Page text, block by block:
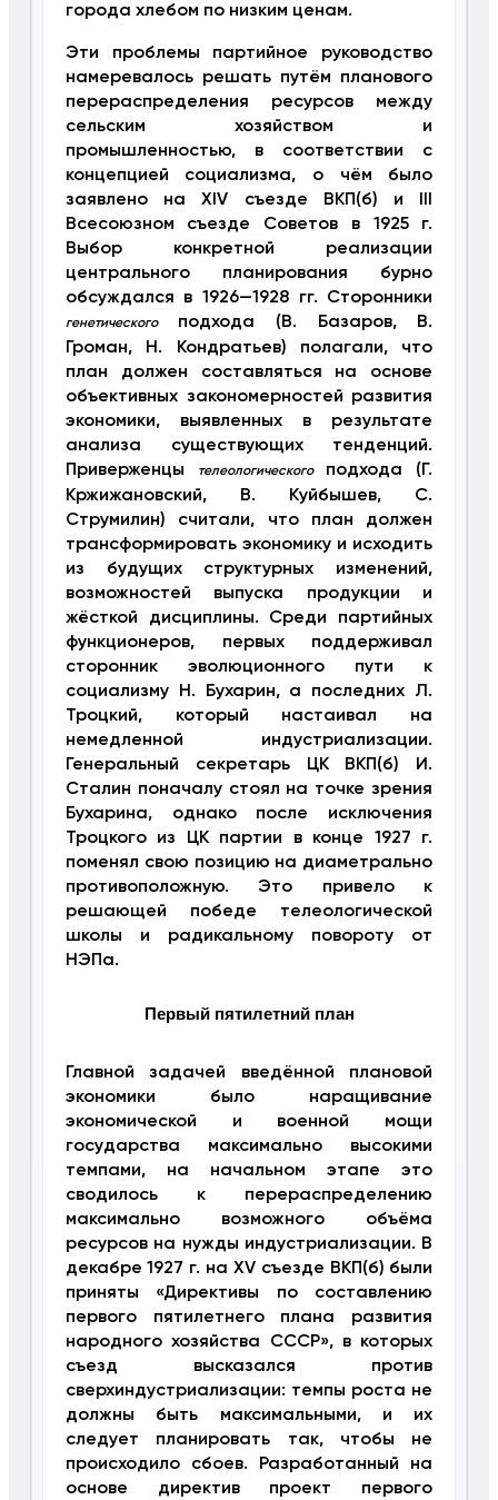
города хлебом по низким ценам.
Эти проблемы партийное руководство
намеревалось решать путём планового
перераспределения ресурсов между
сельским хозяйством и
промышленностью, в соответствии с
концепцией социализма, о чём было
заявлено на XIV съезде ВКП(б) и III
Всесоюзном съезде Советов в 1925 г.
Выбор конкретной реализации
центрального планирования бурно
обсуждался в 1926—1928 гг. Сторонники
генетическогоподхода (В. Базаров, В.
Громан, Н. Кондратьев) полагали, что
план должен составляться на основе
объективных закономерностей развития
экономики, выявленных в результате
анализа существующих тенденций.
Приверженцы
телеологическогоподхода (Г.
Кржижановский, В. Куйбышев, С.
Струмилин) считали, что план должен
трансформировать экономику и исходить
из будущих структурных изменений,
возможностей выпуска продукции и
жёсткой дисциплины. Среди партийных
функционеров, первых поддерживал
сторонник эволюционного пути к
социализму Н. Бухарин, а последних Л.
Троцкий, который настаивал на
немедленной индустриализации.
Генеральный секретарь ЦК ВКП(б) И.
Сталин поначалу стоял на точке зрения
Бухарина, однако после исключения
Троцкого из ЦК партии в конце 1927 г.
поменял свою позицию на диаметрально
противоположную. Это привело к
решающей победе телеологической
школы и радикальному повороту от
НЭПа.
Первый пятилетний план
Главной задачей введённой плановой
экономики было наращивание
экономической и военной мощи
государства максимально высокими
темпами, на начальном этапе это
сводилось к перераспределению
максимально возможного объёма
ресурсов на нужды индустриализации. В
декабре 1927 г. на XV съезде ВКП(б) были
приняты «Директивы по составлению
первого пятилетнего плана развития
народного хозяйства СССР», в которых
съезд высказался против
сверхиндустриализации: темпы роста не
должны быть максимальными, и их
следует планировать так, чтобы не
происходило сбоев. Разработанный на
основе директив проект первого